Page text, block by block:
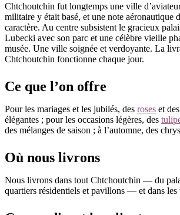
Chtchoutchin fut longtemps une ville
militaire y était basé, et une note aéronautique
caractère. Au centre subsistent le gracieux
Lubecki avec son parc et une célèbre vieille
musée. Une ville soignée et verdoyante. La
Chtchoutchin fonctionne chaque jour.
Ce que l’on offre
Pour les mariages et les jubilés, des roses et
élégantes ; pour les occasions légères, des
des mélanges de saison ; à l’automne, des
Où nous livrons
Nous livrons dans tout Chtchoutchin — du
quartiers résidentiels et pavillons — et dans